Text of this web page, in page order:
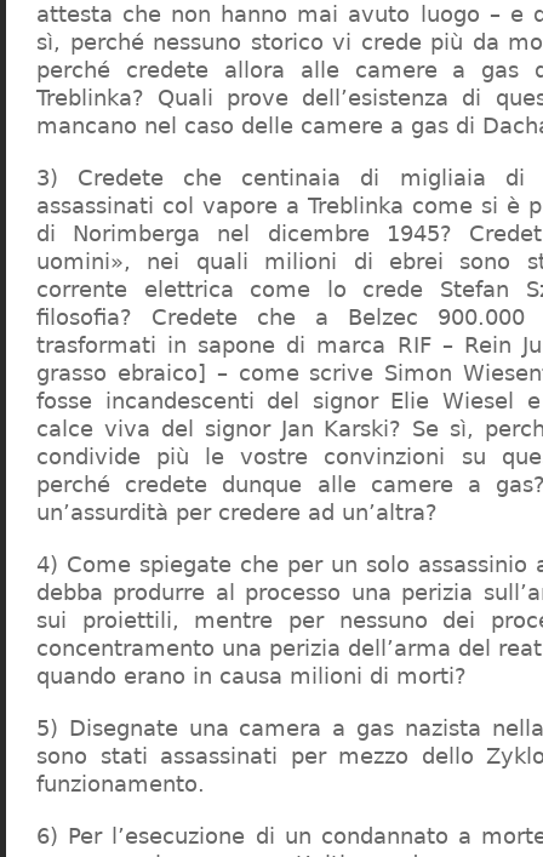
attesta che non hanno mai avuto luogo – e
sì, perché nessuno storico vi crede più da
perché credete allora alle camere a gas
Treblinka? Quali prove dell’esistenza di
mancano nel caso delle camere a gas di
3) Credete che centinaia di migliaia di
assassinati col vapore a Treblinka come si è
di Norimberga nel dicembre 1945?
uomini», nei quali milioni di ebrei sono
corrente elettrica come lo crede Stefan
filosofia? Credete che a Belzec
trasformati in sapone di marca RIF – Rein
grasso ebraico] – come scrive Simon
fosse incandescenti del signor Elie Wiesel
calce viva del signor Jan Karski? Se sì,
condivide più le vostre convinzioni su
perché credete dunque alle camere a
un’assurdità per credere ad un’altra?
4) Come spiegate che per un solo assassinio
debba produrre al processo una perizia
sui proiettili, mentre per nessuno dei
concentramento una perizia dell’arma del
quando erano in causa milioni di morti?
5) Disegnate una camera a gas nazista
sono stati assassinati per mezzo dello
funzionamento.
6) Per l’esecuzione di un condannato a